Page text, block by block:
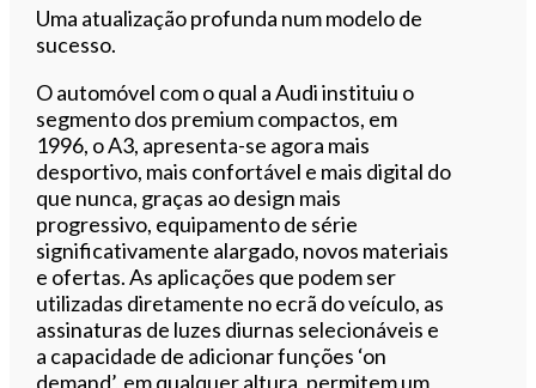
Ouvir este artigo
Uma atualização profunda num modelo de
sucesso.
O automóvel com o qual a Audi instituiu o
segmento dos premium compactos, em
1996, o A3, apresenta-se agora mais
desportivo, mais confortável e mais digital do
que nunca, graças ao design mais
progressivo, equipamento de série
significativamente alargado, novos materiais
e ofertas. As aplicações que podem ser
utilizadas diretamente no ecrã do veículo, as
assinaturas de luzes diurnas selecionáveis e
a capacidade de adicionar funções ‘on
demand’, em qualquer altura, permitem um